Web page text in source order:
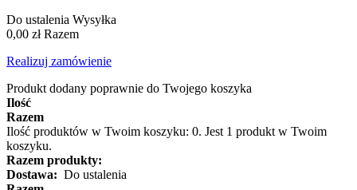
Do ustalenia Wysyłka
0,00 zł Razem
Realizuj zamówienie
Produkt dodany poprawnie do Twojego koszyka
Ilość
Razem
Ilość produktów w Twoim koszyku: 0. Jest 1 produkt w Twoim
koszyku.
Razem produkty:
Dostawa: Do ustalenia